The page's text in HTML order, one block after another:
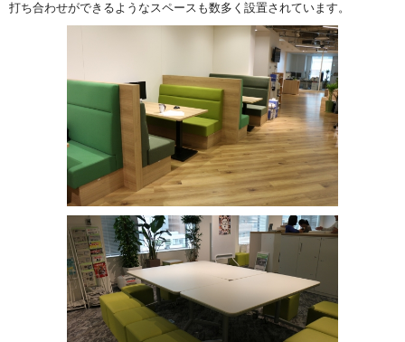
打ち合わせができるようなスペースも数多く設置されています。